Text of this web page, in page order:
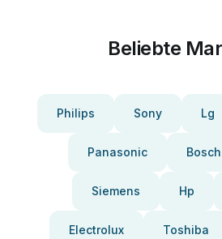
Beliebte
Philips Sony Lg
Panasonic Bosch
Siemens Hp
Electrolux Toshiba